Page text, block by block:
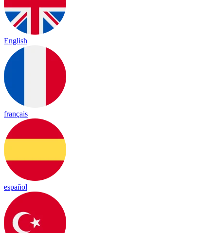
English
français
español